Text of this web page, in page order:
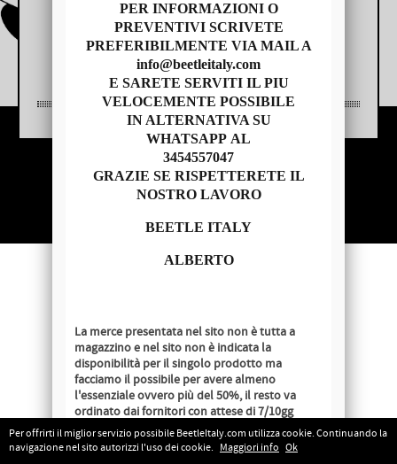
Per offrirti il miglior servizio possibile BeetleItaly.com utilizza cookie. Continuando la
navigazione nel sito autorizzi l'uso dei cookie. Maggiori info Ok
AUTO USATE
Copyright © 2014 - BEETLE ITALY
P.IVA 04209620279
PER INFORMAZIONI O
PREVENTIVI SCRIVETE
PREFERIBILMENTE VIA MAIL A
info@beetleitaly.com
E SARETE SERVITI IL PIU
VELOCEMENTE POSSIBILE
IN ALTERNATIVA SU
WHATSAPP AL
3454557047
GRAZIE SE RISPETTERETE IL
NOSTRO LAVORO
BEETLE ITALY
ALBERTO
La merce presentata nel sito non è tutta a
magazzino e nel sito non è indicata la
disponibilità per il singolo prodotto ma
facciamo il possibile per avere almeno
l'essenziale ovvero più del 50%, il resto va
ordinato dai fornitori con attese di 7/10gg
lavorativi salvo disponibilità al momento
dell'ordine.